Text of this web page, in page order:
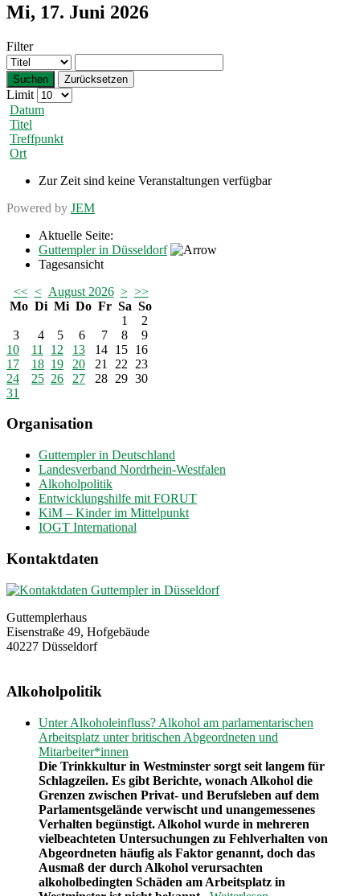
Mi, 17. Juni 2026
Filter
Suchen Zurücksetzen
Limit
Datum
Titel
Treffpunkt
Ort
Zur Zeit sind keine Veranstaltungen verfügbar
Powered by JEM
Aktuelle Seite:
Guttempler in Düsseldorf
Tagesansicht
<< < August 2026 > >>
Mo Di Mi Do Fr Sa So
1
2
3
4 5 6 7 8
9
10
11 12 13 14 15 16
17
18 19 20 21 22
23
24
25 26 27 28 29 30
31
Organisation
Guttempler in Deutschland
Landesverband Nordrhein-Westfalen
Alkoholpolitik
Entwicklungshilfe mit FORUT
KiM – Kinder im Mittelpunkt
IOGT International
Kontaktdaten
Guttemplerhaus
Eisenstraße 49, Hofgebäude
40227 Düsseldorf
Alkoholpolitik
Unter Alkoholeinfluss? Alkohol am parlamentarischen
Arbeitsplatz unter britischen Abgeordneten und
Mitarbeiter*innen
Die Trinkkultur in Westminster sorgt seit langem für
Schlagzeilen. Es gibt Berichte, wonach Alkohol die
Grenzen zwischen Privat- und Berufsleben auf dem
Parlamentsgelände verwischt und unangemessenes
Verhalten begünstigt. Alkohol wurde in mehreren
vielbeachteten Untersuchungen zu Fehlverhalten von
Abgeordneten häufig als Faktor genannt, doch das
Ausmaß der durch Alkohol verursachten
alkoholbedingten Schäden am Arbeitsplatz in